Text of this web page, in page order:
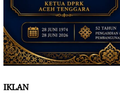
IKLAN